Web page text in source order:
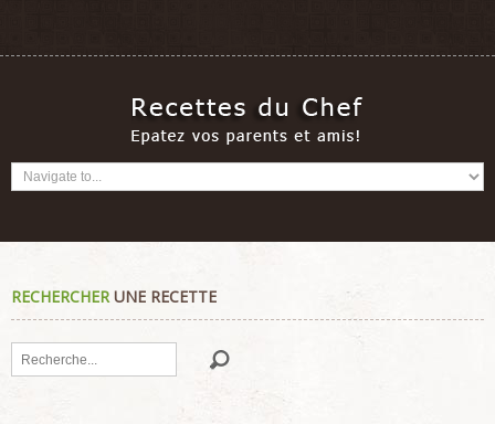
RECHERCHERUNE RECETTE
Rechercher